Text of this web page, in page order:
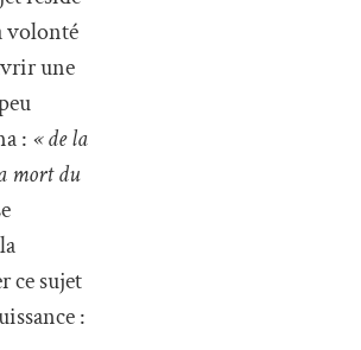
volonté
une
: « de la
mort du
ce sujet
: